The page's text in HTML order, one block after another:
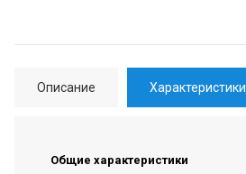
Описание Характеристики
Общие характеристики